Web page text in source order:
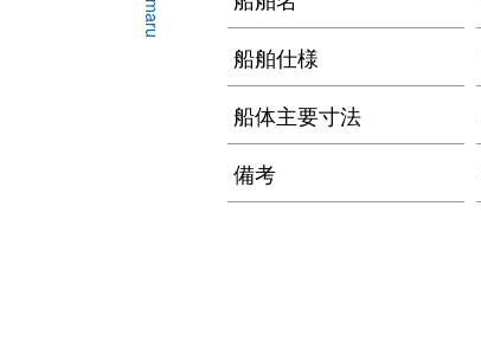
船舶仕様
船体主要寸法
備考